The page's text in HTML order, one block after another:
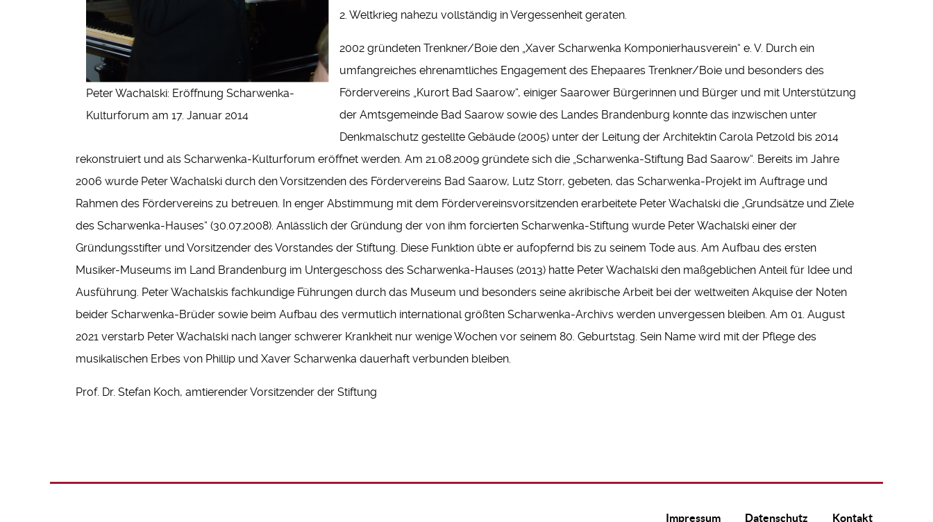
Peter Wachalski: Eröffnung Scharwenka-
Kulturforum am 17. Januar 2014
2. Weltkrieg nahezu vollständig in Vergessenheit geraten.
2002 gründeten Trenkner/Boie den „Xaver Scharwenka Komponierhausverein“ e. V. Durch ein
umfangreiches ehrenamtliches Engagement des Ehepaares Trenkner/Boie und besonders des
Fördervereins „Kurort Bad Saarow“, einiger Saarower Bürgerinnen und Bürger und mit Unterstützung
der Amtsgemeinde Bad Saarow sowie des Landes Brandenburg konnte das inzwischen unter
Denkmalschutz gestellte Gebäude (2005) unter der Leitung der Architektin Carola Petzold bis 2014
rekonstruiert und als Scharwenka-Kulturforum eröffnet werden. Am 21.08.2009 gründete sich die „Scharwenka-Stiftung Bad Saarow“. Bereits im Jahre
2006 wurde Peter Wachalski durch den Vorsitzenden des Fördervereins Bad Saarow, Lutz Storr, gebeten, das Scharwenka-Projekt im Auftrage und
Rahmen des Fördervereins zu betreuen. In enger Abstimmung mit dem Fördervereinsvorsitzenden erarbeitete Peter Wachalski die „Grundsätze und Ziele
des Scharwenka-Hauses“ (30.07.2008). Anlässlich der Gründung der von ihm forcierten Scharwenka-Stiftung wurde Peter Wachalski einer der
Gründungsstifter und Vorsitzender des Vorstandes der Stiftung. Diese Funktion übte er aufopfernd bis zu seinem Tode aus. Am Aufbau des ersten
Musiker-Museums im Land Brandenburg im Untergeschoss des Scharwenka-Hauses (2013) hatte Peter Wachalski den maßgeblichen Anteil für Idee und
Ausführung. Peter Wachalskis fachkundige Führungen durch das Museum und besonders seine akribische Arbeit bei der weltweiten Akquise der Noten
beider Scharwenka-Brüder sowie beim Aufbau des vermutlich international größten Scharwenka-Archivs werden unvergessen bleiben. Am 01. August
2021 verstarb Peter Wachalski nach langer schwerer Krankheit nur wenige Wochen vor seinem 80. Geburtstag. Sein Name wird mit der Pflege des
musikalischen Erbes von Phillip und Xaver Scharwenka dauerhaft verbunden bleiben.
Prof. Dr. Stefan Koch, amtierender Vorsitzender der Stiftung
Impressum Datenschutz Kontakt